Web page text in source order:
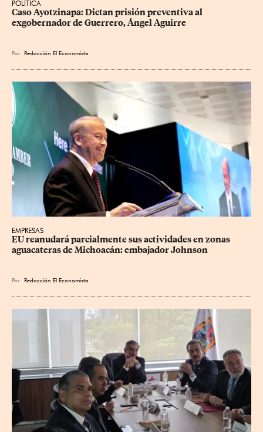
POLÍTICA
Caso Ayotzinapa: Dictan prisión preventiva al
exgobernador de Guerrero, Ángel Aguirre
Por Redacción El Economista
EMPRESAS
EU reanudará parcialmente sus actividades en zonas
aguacateras de Michoacán: embajador Johnson
Por Redacción El Economista